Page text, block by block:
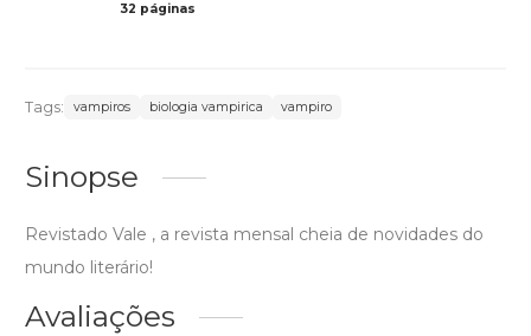
32 páginas
Tags: vampiros biologia vampirica vampiro
Sinopse
Revistado Vale , a revista mensal cheia de novidades do
mundo literário!
Avaliações